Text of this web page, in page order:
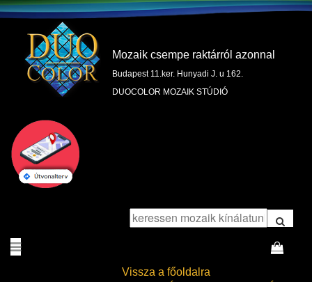
Mozaik csempe raktárról azonnal
Budapest 11.ker. Hunyadi J. u 162.
DUOCOLOR MOZAIK STÚDIÓ
Vissza a főoldalra